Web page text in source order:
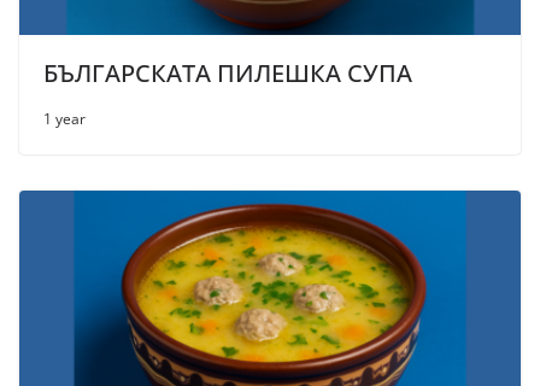
БЪЛГАРСКАТА ПИЛЕШКА СУПА
1 year